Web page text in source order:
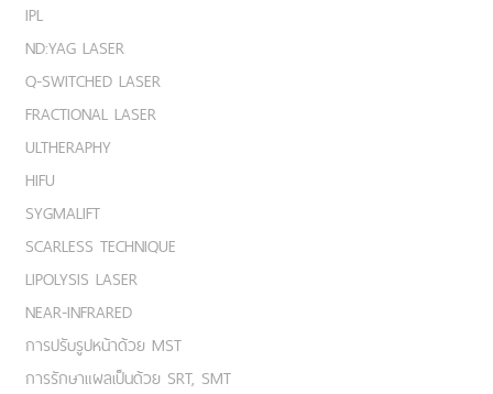
IPL
ND:YAG LASER
Q-SWITCHED LASER
FRACTIONAL LASER
ULTHERAPHY
HIFU
SYGMALIFT
SCARLESS TECHNIQUE
LIPOLYSIS LASER
NEAR-INFRARED
การปรับรูปหน้าด้วย MST
การรักษาแผลเป็นด้วย SRT, SMT